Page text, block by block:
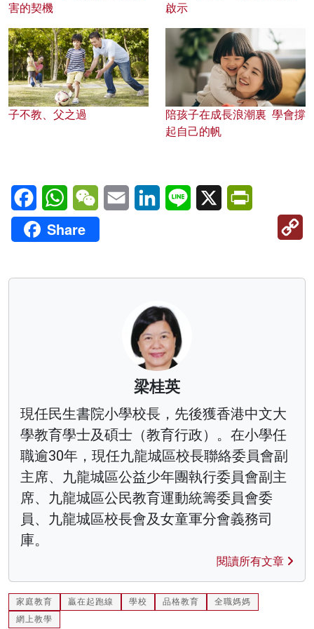
害的契機
啟示
子不教、父之過
陪孩子在成長浪潮裏 學會撐
起自己的帆
FacebookWhatsAppWeChatEmail LinkedInLine X
Share
梁桂英
現任民生書院小學校長，先後獲香港中文大
學教育學士及碩士（教育行政）。在小學任
職逾30年，現任九龍城區校長聯絡委員會副
主席、九龍城區公益少年團執行委員會副主
席、九龍城區公民教育運動統籌委員會委
員、九龍城區校長會及女童軍分會義務司
庫。
閱讀所有文章
家庭教育 贏在起跑線 學校 品格教育
全職媽媽
網上教學